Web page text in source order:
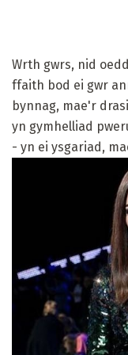
Wrth gwrs, nid
ffaith bod ei gwr
bynnag, mae'r
yn gymhelliad
- yn ei ysgariad,